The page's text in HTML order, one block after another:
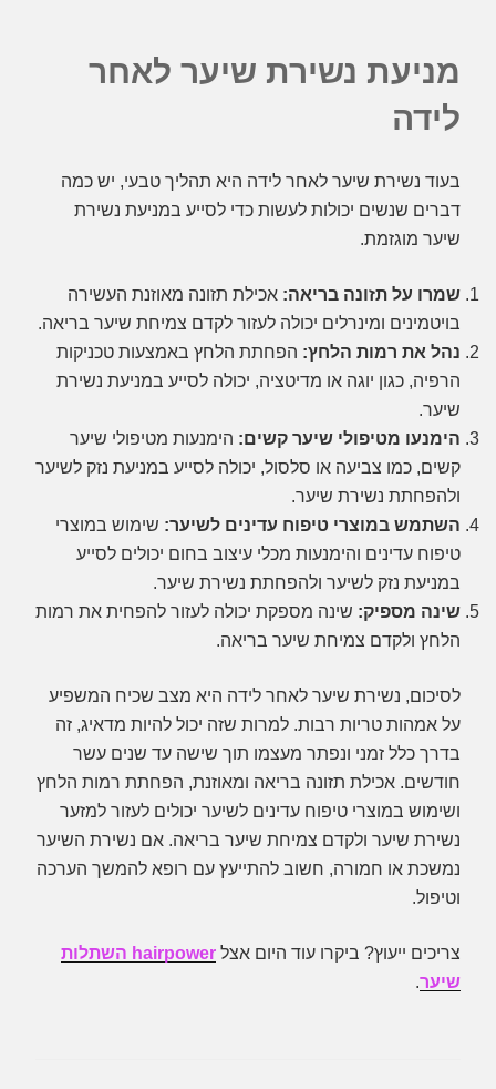
מניעת נשירת שיער לאחר
לידה
בעוד נשירת שיער לאחר לידה היא תהליך טבעי, יש כמה
דברים שנשים יכולות לעשות כדי לסייע במניעת נשירת
שיער מוגזמת.
שמרו על תזונה בריאה: אכילת תזונה מאוזנת העשירה
בויטמינים ומינרלים יכולה לעזור לקדם צמיחת שיער בריאה.
נהל את רמות הלחץ: הפחתת הלחץ באמצעות טכניקות
הרפיה, כגון יוגה או מדיטציה, יכולה לסייע במניעת נשירת
שיער.
הימנעו מטיפולי שיער קשים: הימנעות מטיפולי שיער
קשים, כמו צביעה או סלסול, יכולה לסייע במניעת נזק לשיער
ולהפחתת נשירת שיער.
השתמש במוצרי טיפוח עדינים לשיער: שימוש במוצרי
טיפוח עדינים והימנעות מכלי עיצוב בחום יכולים לסייע
במניעת נזק לשיער ולהפחתת נשירת שיער.
שינה מספיק: שינה מספקת יכולה לעזור להפחית את רמות
הלחץ ולקדם צמיחת שיער בריאה.
לסיכום, נשירת שיער לאחר לידה היא מצב שכיח המשפיע
על אמהות טריות רבות. למרות שזה יכול להיות מדאיג, זה
בדרך כלל זמני ונפתר מעצמו תוך שישה עד שנים עשר
חודשים. אכילת תזונה בריאה ומאוזנת, הפחתת רמות הלחץ
ושימוש במוצרי טיפוח עדינים לשיער יכולים לעזור למזער
נשירת שיער ולקדם צמיחת שיער בריאה. אם נשירת השיער
נמשכת או חמורה, חשוב להתייעץ עם רופא להמשך הערכה
וטיפול.
צריכים ייעוץ? ביקרו עוד היום אצל
hairpower השתלות
שיער.